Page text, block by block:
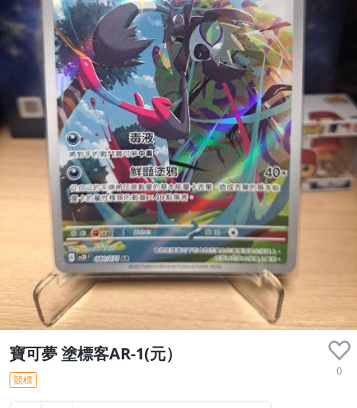
寶可夢 塗標客AR-1(元）
0
競標